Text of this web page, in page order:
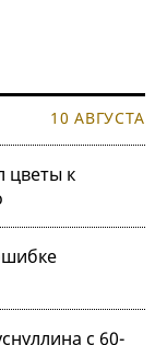
10 АВГУСТА
цветы к
с 60-